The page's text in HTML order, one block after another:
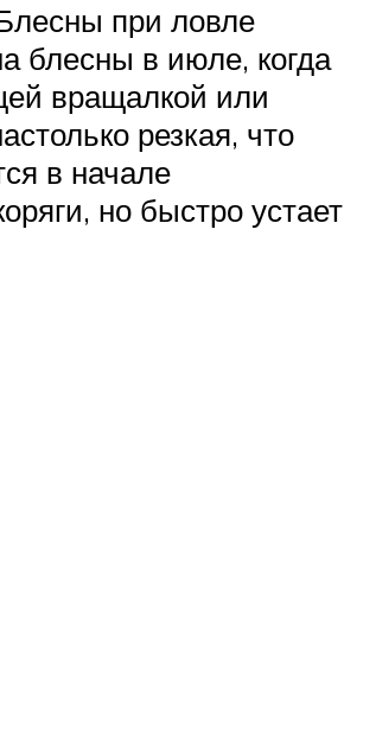
при ловле
блесны в июле, когда
вращалкой или
резкая, что
в начале
но быстро устает